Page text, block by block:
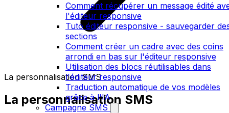
Comment récupérer un message édité
l'éditeur responsive
Tuto éditeur responsive - sauvegarder
sections
Comment créer un cadre avec des coins
arrondi en bas sur l'éditeur responsive
Utilisation des blocs réutilisables dans
l'éditeur responsive
Traduction automatique de vos modèles
grâce à l'IA
Campagne SMS
La personnalisation SMS
La personnalisation SMS